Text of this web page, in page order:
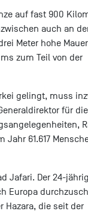
auf fast 900
auch an
Meter hohe
zum Teil von der
gelingt, muss
für die
61.617
Jafari. Der 24-
Europa
Hazara, die seit der